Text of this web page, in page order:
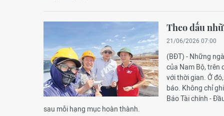
Theo dấu
21/06/2026 07:00
(BĐT) - Những
của Nam Bộ, trên
với thời gian. Ở
báo. Không chỉ
Báo Tài chính -
sau mỗi hạng mục hoàn thành.